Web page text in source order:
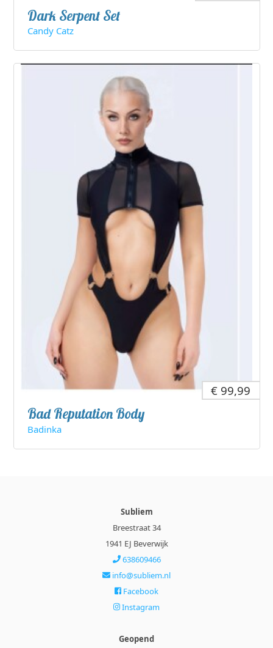
Dark Serpent Set
Candy Catz
€ 99,99
Bad Reputation Body
Badinka
Subliem
Breestraat 34
1941 EJ Beverwijk
638609466
info@subliem.nl
Facebook
Instagram
Geopend